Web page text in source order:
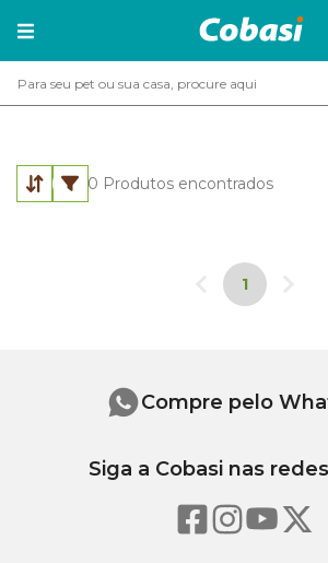
0 Produtos encontrados
1
Compre pelo
Siga a Cobasi nas